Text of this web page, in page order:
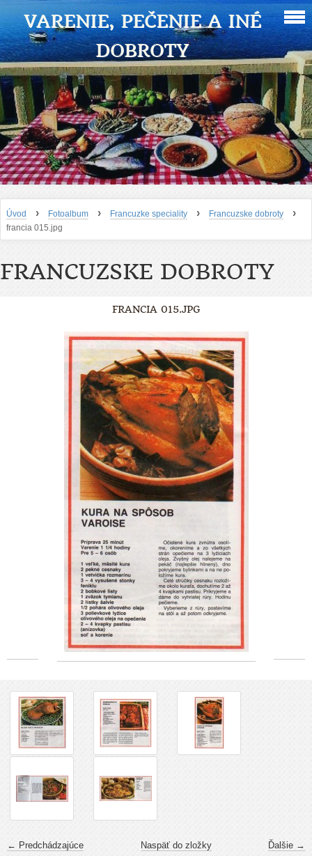
VARENIE, PEČENIE A INÉ
DOBROTY
Úvod › Fotoalbum › Francuzke speciality › Francuzske dobroty ›
francia 015.jpg
FRANCUZSKE DOBROTY
FRANCIA 015.JPG
← Predchádzajúce Ďalšie →
Naspäť do zložky